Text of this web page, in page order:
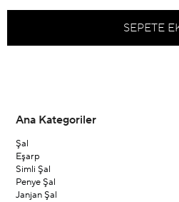
Ana Kategoriler
Şal
Eşarp
Simli Şal
Penye Şal
Janjan Şal